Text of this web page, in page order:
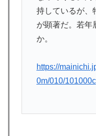
ない結婚の話…？
ライバルのリコに身
韓国人「熊本地震
【海外の反応】冨
「アーセナルサポの
てしまったディズニ
持しているが、
が顕著だ。若年
か。
https://
0m/010/101000c